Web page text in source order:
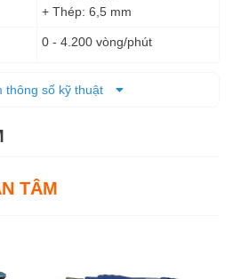
+ Thép: 6,5 mm
0 - 4.200 vòng/phút
6 tháng
thông số kỹ thuật
TÂM